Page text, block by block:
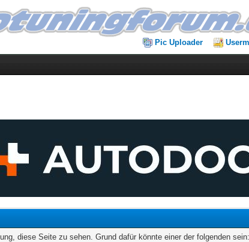
Pic Uploader
diese Seite zu sehen. Grund dafür könnte einer der folgenden sein: